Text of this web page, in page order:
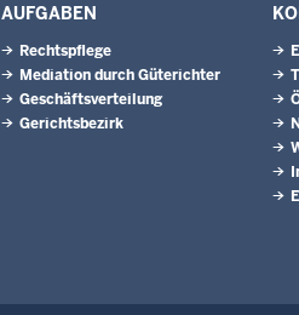
AUFGABEN
Rechtspflege
Mediation durch Güterichter
Geschäftsverteilung
Gerichtsbezirk